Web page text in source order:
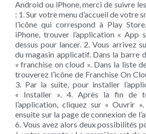
Android ou iPhone, merci de suivre
: 1. Sur votre menu d’accueil de votre
l’icône qui correspond à Play
iPhone, trouver l’application « App
dessus pour lancer. 2. Vous arrivez
du magasin applicatif. Dans la barre
« franchise on cloud ». Dans la liste
trouverez l’icône de Franchise On
3. Par la suite, pour installer
« Installer ». 4. Après la fin de
l’application, cliquez sur « Ouvrir
ensuite sur la page de connexion de
6. Vous avez alors deux possibilités